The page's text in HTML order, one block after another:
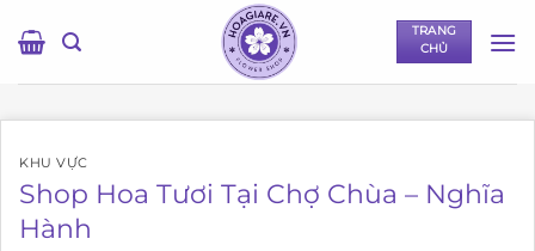
qua
TRANG
CHỦ
KHU VỰC
Shop Hoa Tươi Tại Chợ Chùa – Nghĩa
Hành